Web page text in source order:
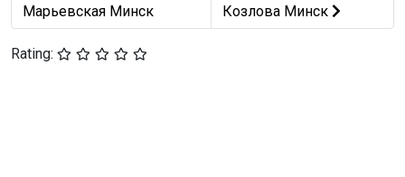
Марьевская Минск
Козлова Минск
Rating: